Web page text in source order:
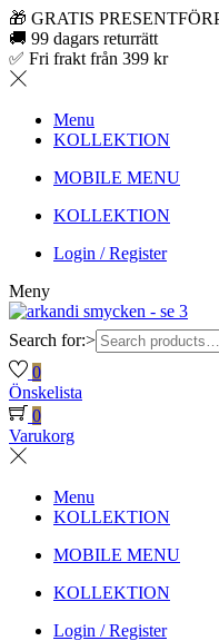
🎁 GRATIS
🚚 99 dagars returrätt
✅ Fri frakt från 399 kr
Menu
KOLLEKTION
MOBILE MENU
KOLLEKTION
Login / Register
Meny
Search for:>
0
Önskelista
0
Varukorg
Menu
KOLLEKTION
MOBILE MENU
KOLLEKTION
Login / Register